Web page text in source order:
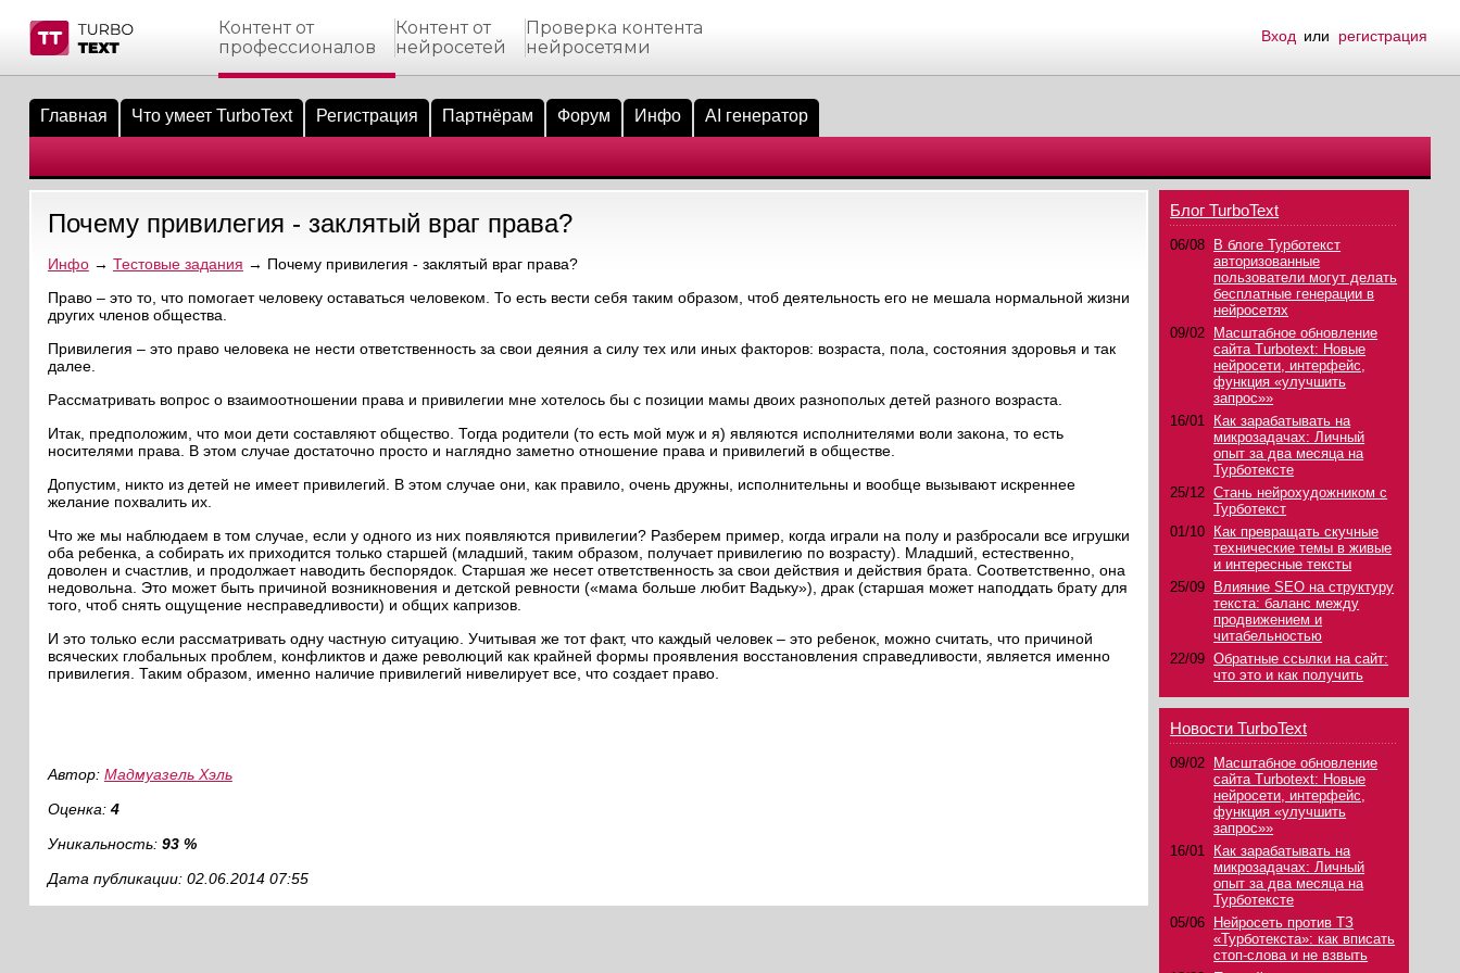
материалы
биржи
пользователи
на сайте
пользователей
сообщения
по форуму
Контент от
профессионалов
Контент от
нейросетей
Проверка контента
нейросетями
Вход или регистрация
Главная Что умеет TurboText Регистрация Партнёрам Форум Инфо AI генератор
Почему привилегия - заклятый враг права?
Инфо→ Тестовые задания → Почему привилегия - заклятый враг права?
Право – это то, что помогает человеку оставаться человеком. То есть вести себя таким образом, чтоб деятельность его не мешала нормальной жизни
других членов общества.
Привилегия – это право человека не нести ответственность за свои деяния а силу тех или иных факторов: возраста, пола, состояния здоровья и так
далее.
Рассматривать вопрос о взаимоотношении права и привилегии мне хотелось бы с позиции мамы двоих разнополых детей разного возраста.
Итак, предположим, что мои дети составляют общество. Тогда родители (то есть мой муж и я) являются исполнителями воли закона, то есть
носителями права. В этом случае достаточно просто и наглядно заметно отношение права и привилегий в обществе.
Допустим, никто из детей не имеет привилегий. В этом случае они, как правило, очень дружны, исполнительны и вообще вызывают искреннее
желание похвалить их.
Что же мы наблюдаем в том случае, если у одного из них появляются привилегии? Разберем пример, когда играли на полу и разбросали все игрушки
оба ребенка, а собирать их приходится только старшей (младший, таким образом, получает привилегию по возрасту). Младший, естественно,
доволен и счастлив, и продолжает наводить беспорядок. Старшая же несет ответственность за свои действия и действия брата. Соответственно, она
недовольна. Это может быть причиной возникновения и детской ревности («мама больше любит Вадьку»), драк (старшая может наподдать брату для
того, чтоб снять ощущение несправедливости) и общих капризов.
И это только если рассматривать одну частную ситуацию. Учитывая же тот факт, что каждый человек – это ребенок, можно считать, что причиной
всяческих глобальных проблем, конфликтов и даже революций как крайней формы проявления восстановления справедливости, является именно
привилегия. Таким образом, именно наличие привилегий нивелирует все, что создает право.
Автор: Мадмуазель Хэль
Оценка: 4
Уникальность: 93 %
Дата публикации: 02.06.2014 07:55
Блог TurboText
06/08
В блоге Турботекст
авторизованные
пользователи могут делать
бесплатные генерации в
нейросетях
09/02
Масштабное обновление
сайта Turbotext: Новые
нейросети, интерфейс,
функция «улучшить
запрос»»
16/01
Как зарабатывать на
микрозадачах: Личный
опыт за два месяца на
Турботексте
25/12 Стань нейрохудожником с
Турботекст
01/10
Как превращать скучные
технические темы в живые
и интересные тексты
25/09
Влияние SEO на структуру
текста: баланс между
продвижением и
читабельностью
22/09 Обратные ссылки на сайт:
что это и как получить
Новости TurboText
09/02
Масштабное обновление
сайта Turbotext: Новые
нейросети, интерфейс,
функция «улучшить
запрос»»
16/01
Как зарабатывать на
микрозадачах: Личный
опыт за два месяца на
Турботексте
05/06
Нейросеть против ТЗ
«Турботекста»: как вписать
стоп-слова и не взвыть